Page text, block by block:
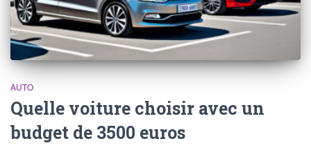
AUTO
Quelle voiture choisir avec un
budget de 3500 euros